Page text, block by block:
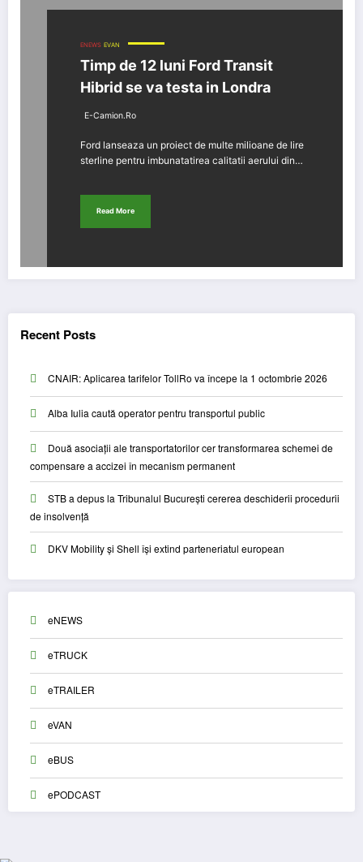
ENEWS EVAN
Timp de 12 luni Ford Transit
Hibrid se va testa in Londra
E-Camion.ro
Ford lanseaza un proiect de multe milioane de lire
sterline pentru imbunatatirea calitatii aerului din…
Read More
Recent Posts
CNAIR: Aplicarea tarifelor TollRo va începe la 1 octombrie 2026
Alba Iulia caută operator pentru transportul public
Două asociații ale transportatorilor cer transformarea schemei de
compensare a accizei în mecanism permanent
STB a depus la Tribunalul București cererea deschiderii procedurii
de insolvență
DKV Mobility și Shell își extind parteneriatul european
eNEWS
eTRUCK
eTRAILER
eVAN
eBUS
ePODCAST